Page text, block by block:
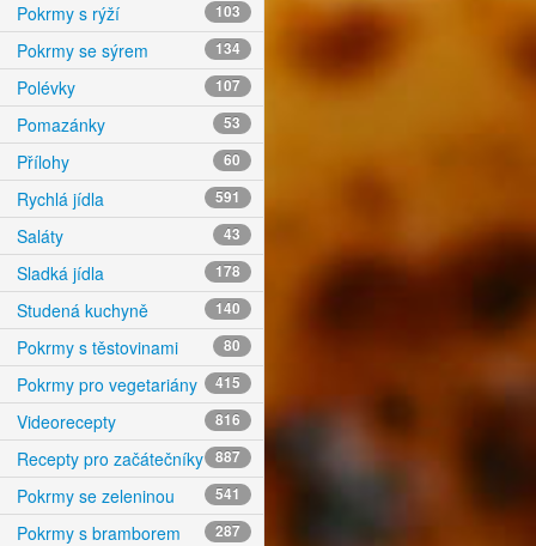
Pokrmy s rýží 103
Pokrmy se sýrem 134
Polévky 107
Pomazánky 53
Přílohy 60
Rychlá jídla 591
Saláty 43
Sladká jídla 178
Studená kuchyně 140
Pokrmy s těstovinami 80
Pokrmy pro vegetariány 415
Videorecepty 816
Recepty pro začátečníky 887
Pokrmy se zeleninou 541
Pokrmy s bramborem 287